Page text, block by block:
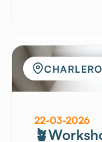
22-03-2026